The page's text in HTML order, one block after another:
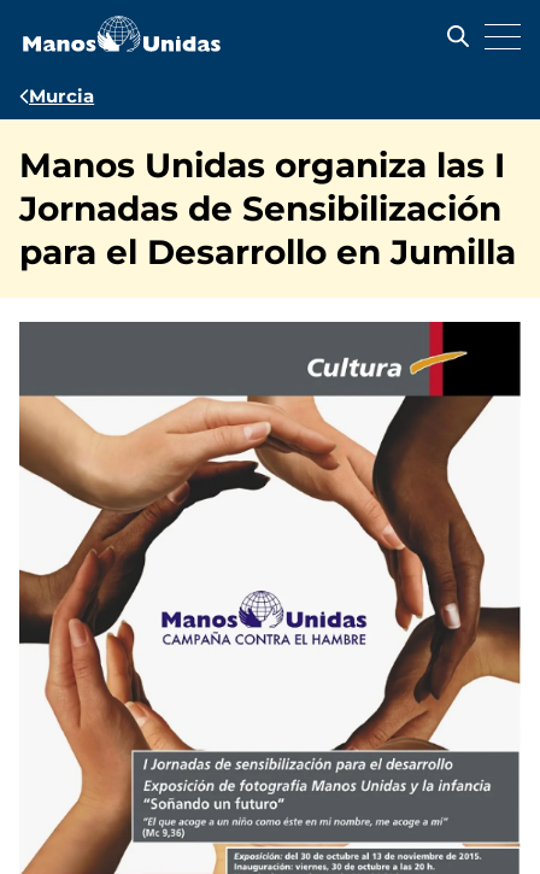
contenido
Ruta
navegación
Murcia
Manos Unidas organiza las I
Jornadas de Sensibilización
para el Desarrollo en Jumilla